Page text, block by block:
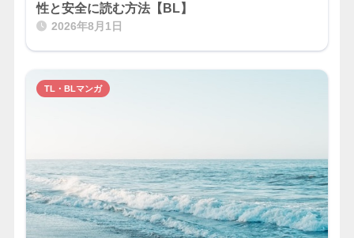
性と安全に読む方法【BL】
2026年8月1日
TL・BLマンガ